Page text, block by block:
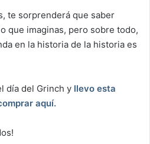
te sorprenderá que saber
que imaginas, pero sobre todo,
en la historia de la historia es
día del Grinch y llevo esta
aquí.